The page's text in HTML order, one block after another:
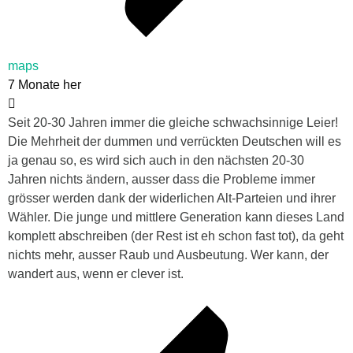
maps
7 Monate her
Seit 20-30 Jahren immer die gleiche schwachsinnige Leier!
Die Mehrheit der dummen und verrückten Deutschen will es
ja genau so, es wird sich auch in den nächsten 20-30
Jahren nichts ändern, ausser dass die Probleme immer
grösser werden dank der widerlichen Alt-Parteien und ihrer
Wähler. Die junge und mittlere Generation kann dieses Land
komplett abschreiben (der Rest ist eh schon fast tot), da geht
nichts mehr, ausser Raub und Ausbeutung. Wer kann, der
wandert aus, wenn er clever ist.